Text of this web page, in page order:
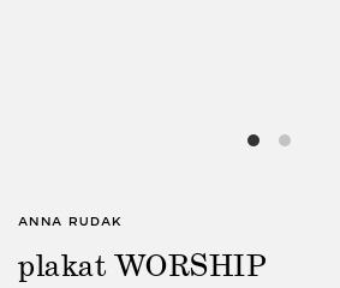
ANNA RUDAK
plakat WORSHIP